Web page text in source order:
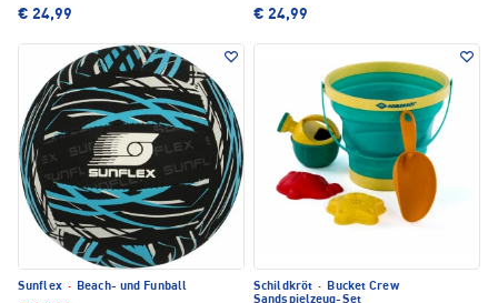
€ 24,99 € 24,99
Sunflex · Beach- und Funball Schildkröt · Bucket Crew
Sandspielzeug-Set